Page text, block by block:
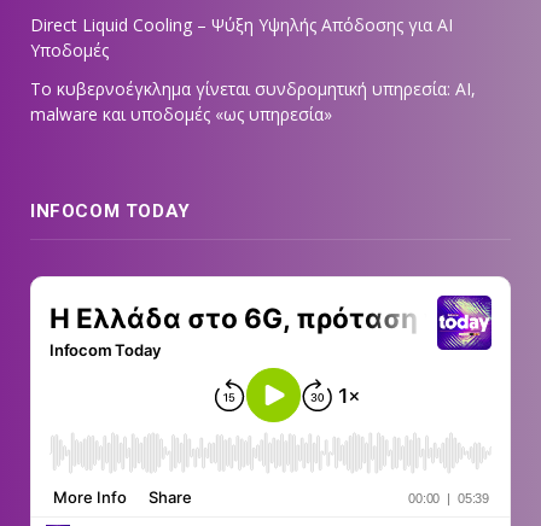
Direct Liquid Cooling – Ψύξη Υψηλής Απόδοσης για AI
Υποδομές
Το κυβερνοέγκλημα γίνεται συνδρομητική υπηρεσία: AI,
malware και υποδομές «ως υπηρεσία»
INFOCOM TODAY